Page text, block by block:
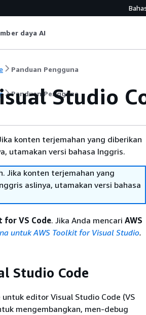
daya AI
Panduan Pengguna
Panduan PenggunaStudio
konten terjemahan yang diberikan
utamakan versi bahasa Inggris.
Jika konten terjemahan yang
aslinya, utamakan versi bahasa
for VS Code. Jika Anda mencari AWS
untuk AWS Toolkit for Visual Studio.
Studio Code
editor Visual Studio Code (VS
mengembangkan, men-debug